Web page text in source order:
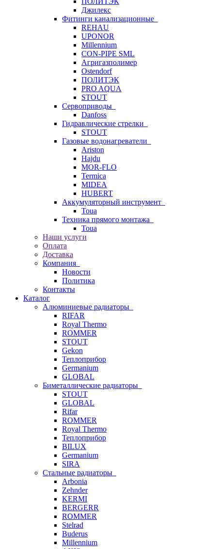
Джилекс
Фитинги канализационные
REHAU
UPONOR
Millennium
CON-PIPE SML
Агригазполимер
Ostendorf
ПОЛИТЭК
PRO AQUA
STOUT
Сервоприводы
Danfoss
Гидравлические стрелки
STOUT
Газовые водонагреватели
Ariston
Hajdu
MOR-FLO
Termica
MIDEA
HUBERT
Аккумуляторный инструмент
Toua
Техника прямого монтажа
Toua
Наши услуги
Оплата
Доставка
Компания
Новости
Политика
Контакты
Каталог
Алюминиевые радиаторы
RIFAR
Royal Thermo
ROMMER
STOUT
Gekon
Теплоприбор
Germanium
GLOBAL
Биметаллические радиаторы
STOUT
GLOBAL
Rifar
ROMMER
Royal Thermo
Теплоприбор
BILUX
Germanium
SIRA
Стальные радиаторы
Arbonia
Zehnder
KERMI
BERGERR
ROMMER
Stelrad
Buderus
Millennium